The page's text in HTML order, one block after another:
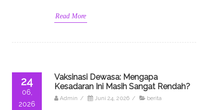
Read More
24
06,
2026
Vaksinasi Dewasa: Mengapa
Kesadaran Ini Masih Sangat Rendah?
Admin / Juni 24, 2026 / berita